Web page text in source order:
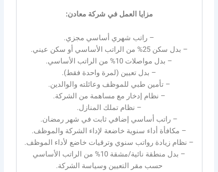
مزايا العمل في شركة معادن:
– راتب شهري أساسي مجزي.
– بدل سكن 25% من الراتب الأساسي أو سكن عيني.
– بدل مواصلات 10% من الراتب الأساسي.
– بدل تعيين (لمرة واحدة فقط).
– تأمين طبي للموظف وعائلته والوالدين.
– نظام إدخار مع مساهمة من الشركة.
– نظام تملك المنازل.
– راتب أساسي إضافي ثابت في شهر رمضان.
– مكافأة أداء سنوية خاضعة لإداء الشركة والموظف.
– نظام زيادة رواتب سنوي وترقيات خاضع لأداء الموظف.
– بدل منطقة نائية/مشقة 10% من الراتب الأساسي
حسب مقر التعيين وسياسة الشركة.